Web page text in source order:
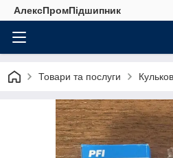
АлексПромПідшипник
Товари та послуги